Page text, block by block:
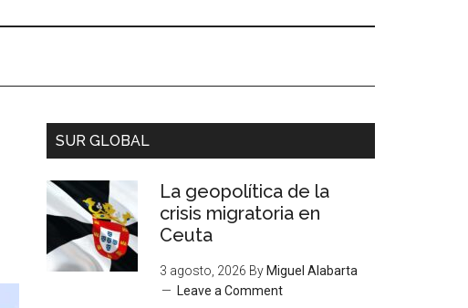
SUR GLOBAL
La geopolítica de la
crisis migratoria en
Ceuta
3 agosto, 2026 By Miguel Alabarta
Leave a Comment